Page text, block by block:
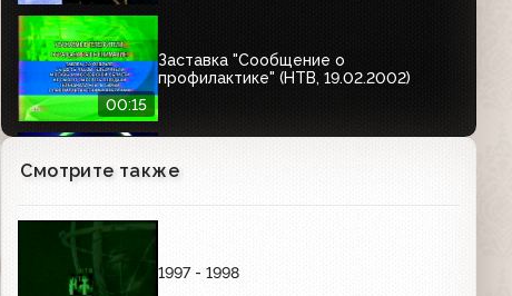
00:15
Заставка "Сообщение о
профилактике" (НТВ, 19.02.2002)
00:05
Заставка "Это новое телевидение"
Анонсы (НТВ, 15.02.2002) “Своя игра”,
Смотрите также
1997 - 1998